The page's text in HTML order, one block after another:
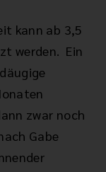
kann ab 3,5
werden. Ein
zwar noch
Gabe